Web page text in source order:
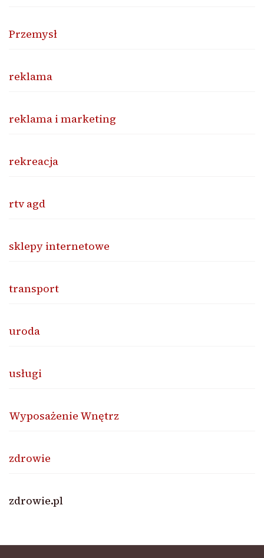
Przemysł
reklama
reklama i marketing
rekreacja
rtv agd
sklepy internetowe
transport
uroda
usługi
Wyposażenie Wnętrz
zdrowie
zdrowie.pl